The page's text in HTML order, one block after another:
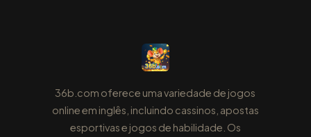
36b.com oferece uma variedade de jogos
online em inglês, incluindo cassinos, apostas
esportivas e jogos de habilidade. Os